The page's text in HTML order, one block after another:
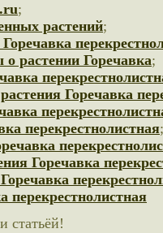
;
растений;
растении Горечавка;
Горечавка
перекрестнолистная;
Горечавка
перекрестнолистная
статьёй!